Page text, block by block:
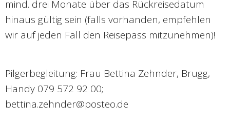
mind. drei Monate über das Rückreisedatum
hinaus gültig sein (falls vorhanden, empfehlen
wir auf jeden Fall den Reisepass mitzunehmen)!
Pilgerbegleitung: Frau Bettina Zehnder, Brugg,
Handy 079 572 92 00;
bettina.zehnder@posteo.de